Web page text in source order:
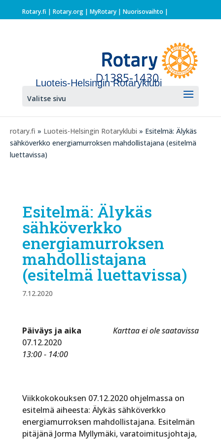
Rotary.fi | Rotary.org| MyRotary | Nuorisovaihto |
Luoteis-Helsingin Rotaryklubi
Valitse sivu
rotary.fi » Luoteis-Helsingin Rotaryklubi » Esitelmä: Älykäs
sähköverkko energiamurroksen mahdollistajana (esitelmä
luettavissa)
Esitelmä: Älykäs
sähköverkko
energiamurroksen
mahdollistajana
(esitelmä luettavissa)
7.12.2020
Karttaa ei ole saatavissa
Päiväys ja aika
07.12.2020
13:00 - 14:00
Viikkokokouksen 07.12.2020 ohjelmassa on
esitelmä aiheesta: Älykäs sähköverkko
energiamurroksen mahdollistajana. Esitelmän
pitäjänä Jorma Myllymäki, varatoimitusjohtaja,